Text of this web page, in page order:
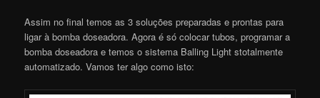
Assim no final temos as 3 soluções preparadas e prontas para
ligar à bomba doseadora. Agora é só colocar tubos, programar a
bomba doseadora e temos o sistema Balling Light stotalmente
automatizado. Vamos ter algo como isto: